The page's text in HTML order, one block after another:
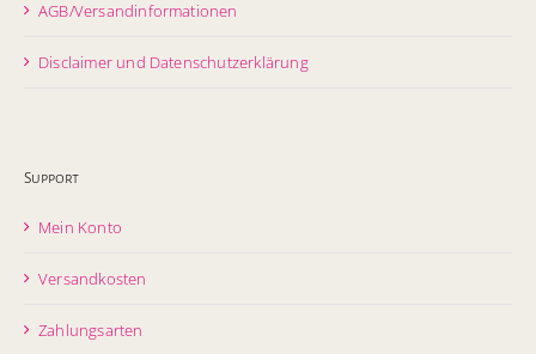
AGB/Versandinformationen
Disclaimer und Datenschutzerklärung
Support
Mein Konto
Versandkosten
Zahlungsarten